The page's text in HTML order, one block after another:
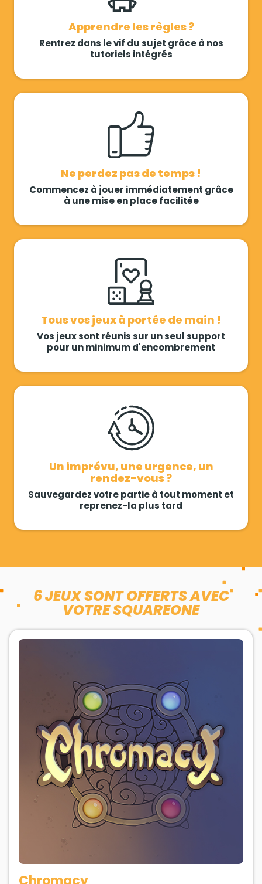
Apprendre les règles ?
Rentrez dans le vif du sujet grâce à nos
tutoriels intégrés
Ne perdez pas de temps !
Commencez à jouer immédiatement grâce
à une mise en place facilitée
Tous vos jeux à portée de main !
Vos jeux sont réunis sur un seul support
pour un minimum d'encombrement
Un imprévu, une urgence, un
rendez-vous ?
Sauvegardez votre partie à tout moment et
reprenez-la plus tard
6 JEUX SONT OFFERTS AVEC
VOTRE SQUAREONE